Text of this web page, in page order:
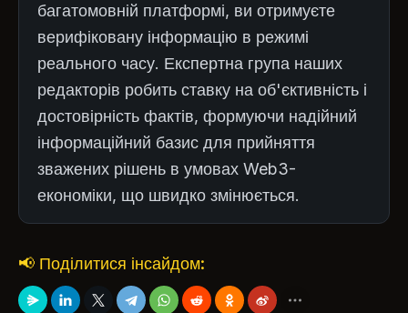
багатомовній платформі, ви отримуєте
верифіковану інформацію в режимі
реального часу. Експертна група наших
редакторів робить ставку на об'єктивність і
достовірність фактів, формуючи надійний
інформаційний базис для прийняття
зважених рішень в умовах Web3-
економіки, що швидко змінюється.
📢 Поділитися інсайдом: